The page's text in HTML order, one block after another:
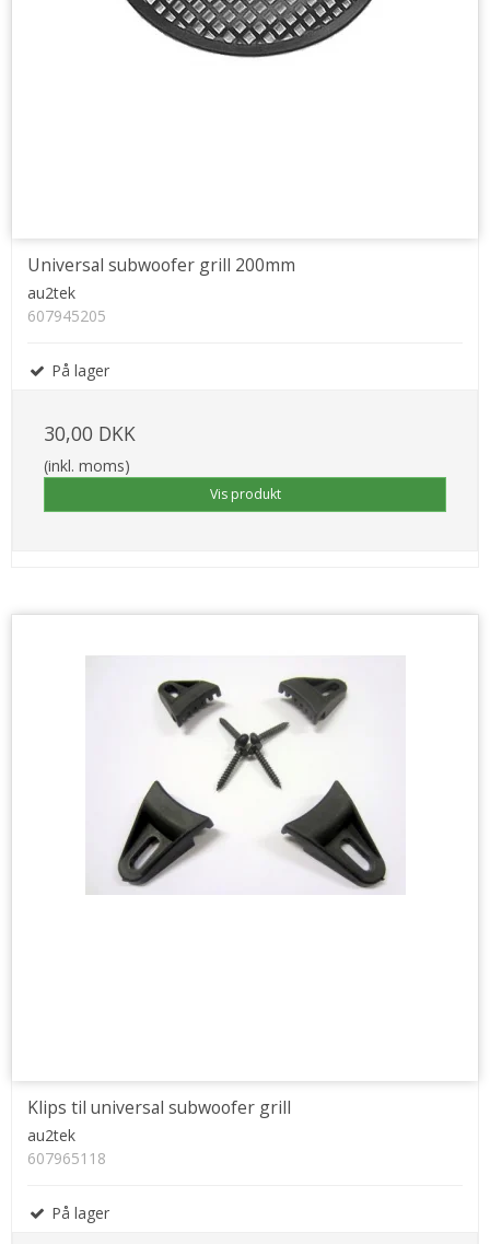
Universal subwoofer grill 200mm
au2tek
607945205
På lager
30,00 DKK
(inkl. moms)
Vis produkt
Klips til universal subwoofer grill
au2tek
607965118
På lager